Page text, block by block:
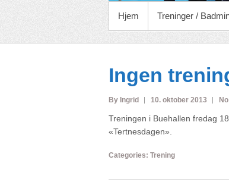
PRIMARY MENU
Hjem Treninger /
Ingen
By Ingrid 10. oktober 2013
Treningen i Buehallen fredag
«Tertnesdagen».
Categories: Trening